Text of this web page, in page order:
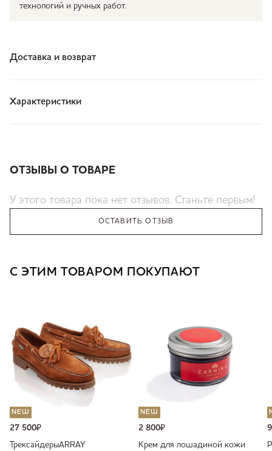
технологий и ручных работ.
Доставка и возврат
Характеристики
ОТЗЫВЫ О ТОВАРЕ
У этого товара пока нет отзывов. Станьте первым!
ОСТАВИТЬ ОТЗЫВ
С ЭТИМ ТОВАРОМ ПОКУПАЮТ
NEW
27 500₽
ТрексайдерыARRAY
NEW
2 800₽
Крем для лошадиной кожи